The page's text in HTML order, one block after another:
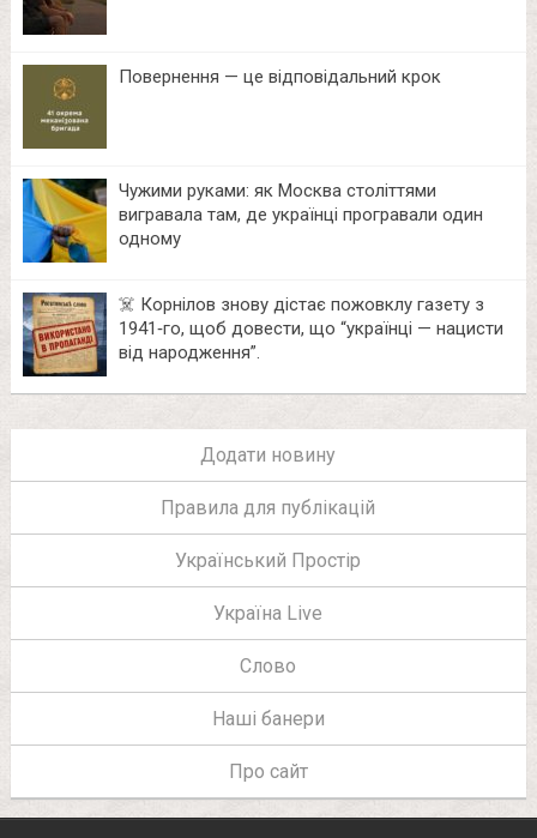
Повернення — це відповідальний крок
Чужими руками: як Москва століттями
вигравала там, де українці програвали один
одному
☠️ Корнілов знову дістає пожовклу газету з
1941‑го, щоб довести, що “українці — нацисти
від народження”.
Додати новину
Правила для публікацій
Український Простір
Україна Live
Слово
Наші банери
Про сайт